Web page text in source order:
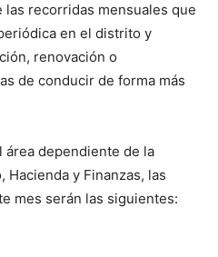
las recorridas mensuales que
en el distrito y
renovación o
de conducir de forma más
área dependiente de la
y Finanzas, las
mes serán las siguientes: